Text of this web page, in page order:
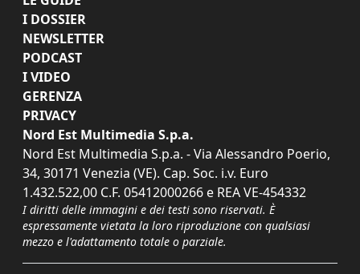
I DOSSIER
NEWSLETTER
PODCAST
I VIDEO
GERENZA
PRIVACY
Nord Est Multimedia S.p.a.
Nord Est Multimedia S.p.a. - Via Alessandro Poerio,
34, 30171 Venezia (VE). Cap. Soc. i.v. Euro
1.432.522,00 C.F. 05412000266 e REA VE-454332
I diritti delle immagini e dei testi sono riservati. È
espressamente vietata la loro riproduzione con qualsiasi
mezzo e l'adattamento totale o parziale.